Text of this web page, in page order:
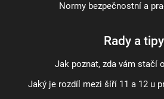
Normy bezpečnostní a
Rady a tipy
Jak poznat, zda vám stačí
Jaký je rozdíl mezi šíří 11 a 12 u